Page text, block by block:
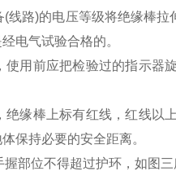
(线路)的电压等级将绝缘棒
电气试验合格的。
使用前应把检验过的指示器
绝缘棒上标有红线，红线以
保持必要的安全距离。
部位不得超过护环，如图三